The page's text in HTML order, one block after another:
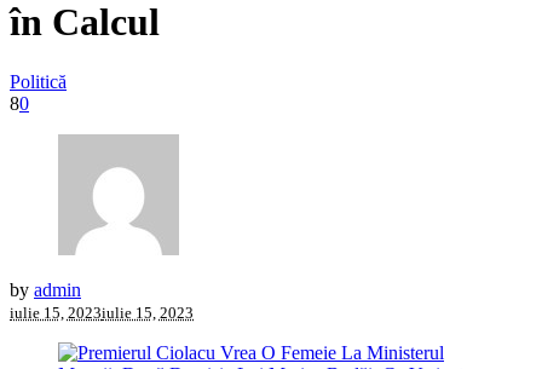
în Calcul
Politică
80
by admin
iulie 15, 2023iulie 15, 2023